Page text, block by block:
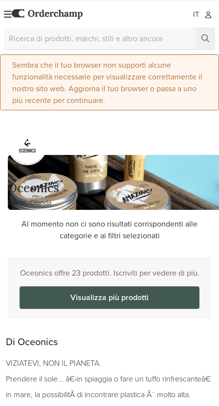
IT
Sembra che il tuo browser non supporti alcune
funzionalità necessarie per visualizzare correttamente il
nostro sito web. Aggiorna il tuo browser o passa a uno
più recente per continuare.
Oceonics
Raalte, Olanda
Al momento non ci sono risultati corrispondenti alle
categorie e ai filtri selezionati
Oceonics offre 23 prodotti. Iscriviti per vedere di più.
Visualizza più prodotti
Di Oceonics
VIZIATEVI, NON IL PIANETA.
Prendere il sole... â€‹in spiaggia o fare un tuffo rinfrescanteâ€
in mare, la possibilitÃ di incontrare plastica Ã¨ molto alta.